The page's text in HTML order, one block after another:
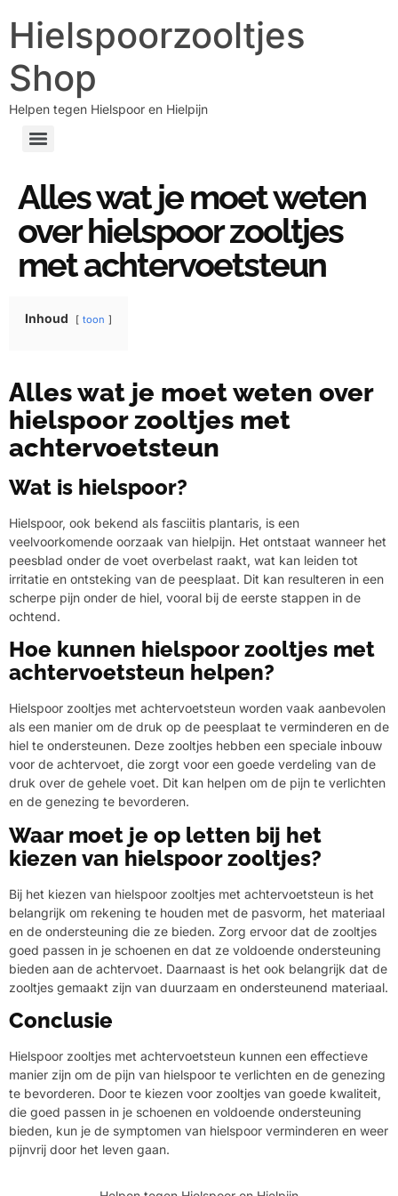
Hielspoorzooltjes
Shop
Helpen tegen Hielspoor en Hielpijn
Alles wat je moet weten
over hielspoor zooltjes
met achtervoetsteun
Inhoud toon
Alles wat je moet weten over
hielspoor zooltjes met
achtervoetsteun
Wat is hielspoor?
Hielspoor, ook bekend als fasciitis plantaris, is een
veelvoorkomende oorzaak van hielpijn. Het ontstaat wanneer het
peesblad onder de voet overbelast raakt, wat kan leiden tot
irritatie en ontsteking van de peesplaat. Dit kan resulteren in een
scherpe pijn onder de hiel, vooral bij de eerste stappen in de
ochtend.
Hoe kunnen hielspoor zooltjes met
achtervoetsteun helpen?
Hielspoor zooltjes met achtervoetsteun worden vaak aanbevolen
als een manier om de druk op de peesplaat te verminderen en de
hiel te ondersteunen. Deze zooltjes hebben een speciale inbouw
voor de achtervoet, die zorgt voor een goede verdeling van de
druk over de gehele voet. Dit kan helpen om de pijn te verlichten
en de genezing te bevorderen.
Waar moet je op letten bij het
kiezen van hielspoor zooltjes?
Bij het kiezen van hielspoor zooltjes met achtervoetsteun is het
belangrijk om rekening te houden met de pasvorm, het materiaal
en de ondersteuning die ze bieden. Zorg ervoor dat de zooltjes
goed passen in je schoenen en dat ze voldoende ondersteuning
bieden aan de achtervoet. Daarnaast is het ook belangrijk dat de
zooltjes gemaakt zijn van duurzaam en ondersteunend materiaal.
Conclusie
Hielspoor zooltjes met achtervoetsteun kunnen een effectieve
manier zijn om de pijn van hielspoor te verlichten en de genezing
te bevorderen. Door te kiezen voor zooltjes van goede kwaliteit,
die goed passen in je schoenen en voldoende ondersteuning
bieden, kun je de symptomen van hielspoor verminderen en weer
pijnvrij door het leven gaan.